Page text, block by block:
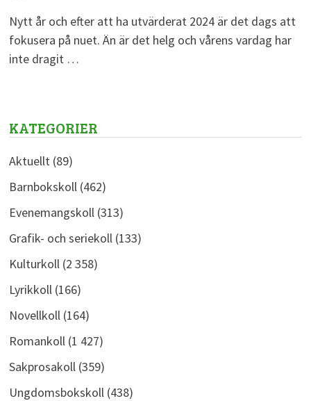
Nytt år och efter att ha utvärderat 2024 är det dags att
fokusera på nuet. Än är det helg och vårens vardag har
inte dragit …
KATEGORIER
Aktuellt(89)
Barnbokskoll(462)
Evenemangskoll(313)
Grafik- och seriekoll(133)
Kulturkoll(2 358)
Lyrikkoll(166)
Novellkoll(164)
Romankoll(1 427)
Sakprosakoll(359)
Ungdomsbokskoll(438)